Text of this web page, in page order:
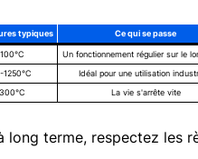
typiques Ce qui se passe
Un fonctionnement régulier sur le
1250°C Idéal pour une utilisation
La vie s'arrête vite
long terme, respectez les